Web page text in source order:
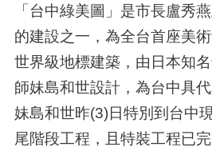
「台中綠美圖」是市長盧秀
的建設之一，為全台首座美
世界級地標建築，由日本知
師妹島和世設計，為台中具
妹島和世昨(3)日特別到台中
尾階段工程，且特裝工程已